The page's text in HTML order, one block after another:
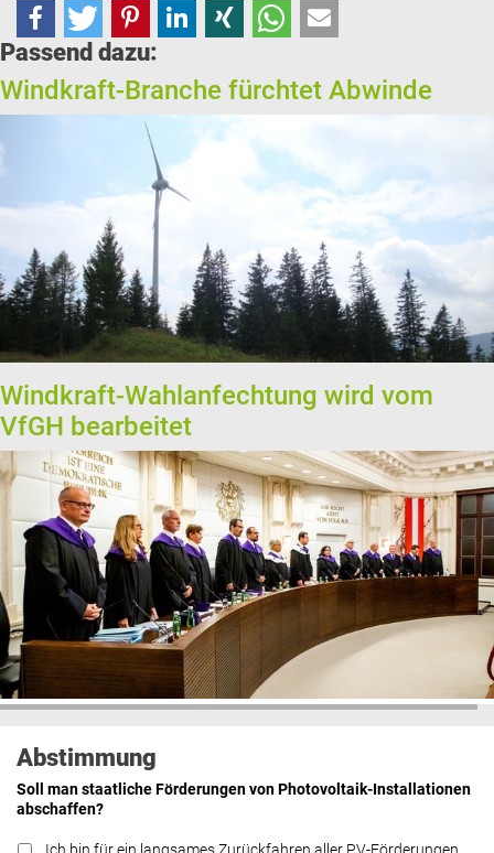
Passend dazu:
Windkraft-Branche fürchtet Abwinde
Windkraft-Wahlanfechtung wird vom
VfGH bearbeitet
Abstimmung
Soll man staatliche Förderungen von Photovoltaik-Installationen
abschaffen?